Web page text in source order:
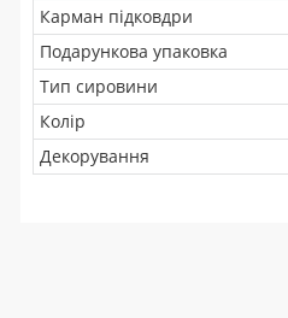
Карман підковдри
Подарункова упаковка
Тип сировини
Колір
Декорування